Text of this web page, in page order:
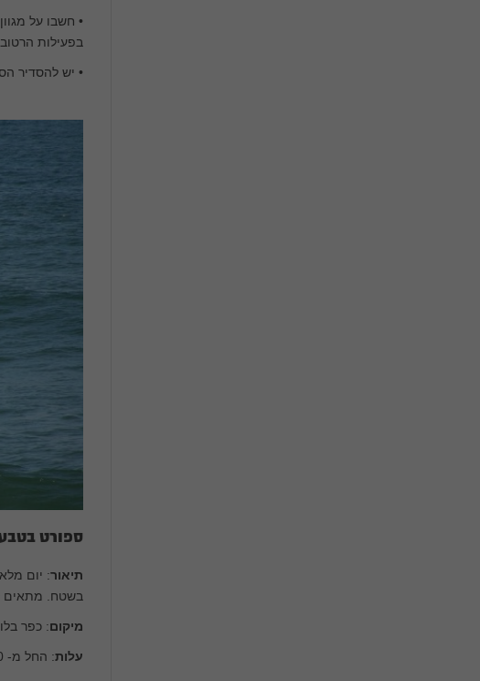
• חשבו על
בפעילות
• יש להסדיר
ספורט
תיאור
בשטח. מתאים
מיקום: כפר
עלות: החל מ- 230 ₪ לאדם בקבוצה. מוגבל ל- 30 משתתפים.